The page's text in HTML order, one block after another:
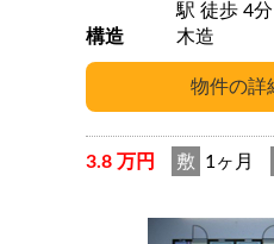
駅 徒歩 4分
構造
木造
3.8 万円 敷 1ヶ月